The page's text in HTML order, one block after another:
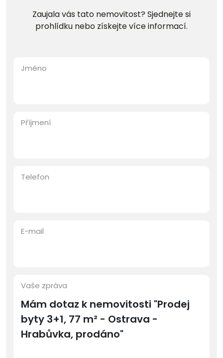
Zaujala vás tato nemovitost? Sjednejte si
prohlídku nebo získejte více informací.
Jméno
Příjmení
Telefon
E-mail
Vaše zpráva